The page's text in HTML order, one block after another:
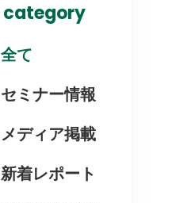
category
全て
セミナー情報
メディア掲載
新着レポート